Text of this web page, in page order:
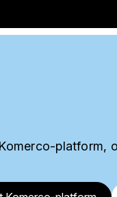
platform,